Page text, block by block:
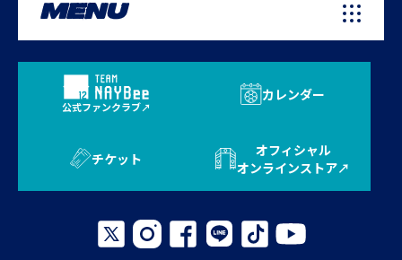
MENU
公式ファンクラブ
カレンダー
チケット
オフィシャル
オンラインストア